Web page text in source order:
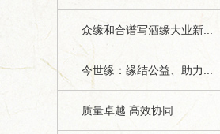
众缘和合谱写酒缘大业新...
今世缘：缘结公益、助力...
质量卓越 高效协同 ...